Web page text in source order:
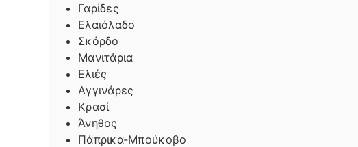
Γαρίδες
Ελαιόλαδο
Σκόρδο
Μανιτάρια
Ελιές
Αγγινάρες
Κρασί
Άνηθος
Πάπρικα-Μπούκοβο